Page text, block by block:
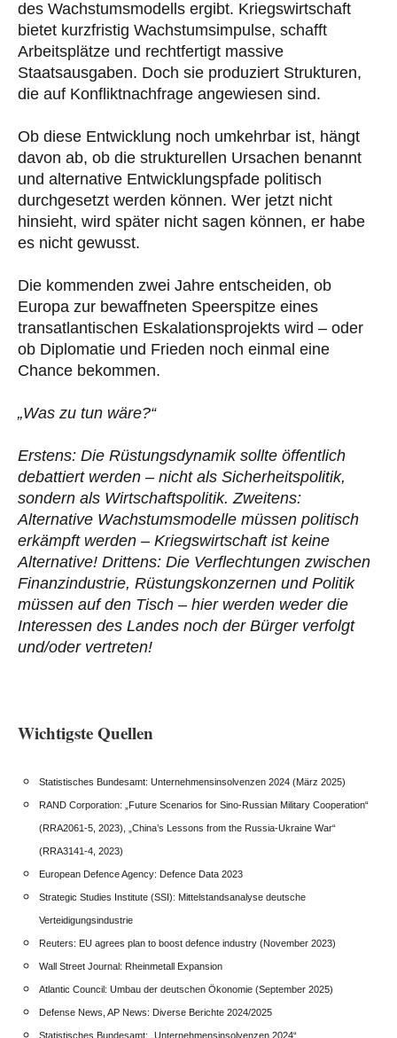
des Wachstumsmodells ergibt. Kriegswirtschaft
bietet kurzfristig Wachstumsimpulse, schafft
Arbeitsplätze und rechtfertigt massive
Staatsausgaben. Doch sie produziert Strukturen,
die auf Konfliktnachfrage angewiesen sind.
Ob diese Entwicklung noch umkehrbar ist, hängt
davon ab, ob die strukturellen Ursachen benannt
und alternative Entwicklungspfade politisch
durchgesetzt werden können. Wer jetzt nicht
hinsieht, wird später nicht sagen können, er habe
es nicht gewusst.
Die kommenden zwei Jahre entscheiden, ob
Europa zur bewaffneten Speerspitze eines
transatlantischen Eskalationsprojekts wird – oder
ob Diplomatie und Frieden noch einmal eine
Chance bekommen.
„Was zu tun wäre?“
Erstens: Die Rüstungsdynamik sollte öffentlich
debattiert werden – nicht als Sicherheitspolitik,
sondern als Wirtschaftspolitik. Zweitens:
Alternative Wachstumsmodelle müssen politisch
erkämpft werden – Kriegswirtschaft ist keine
Alternative! Drittens: Die Verflechtungen zwischen
Finanzindustrie, Rüstungskonzernen und Politik
müssen auf den Tisch – hier werden weder die
Interessen des Landes noch der Bürger verfolgt
und/oder vertreten!
Wichtigste Quellen
Statistisches Bundesamt: Unternehmensinsolvenzen 2024 (März 2025)
RAND Corporation: „Future Scenarios for Sino-Russian Military Cooperation“
(RRA2061-5, 2023), „China’s Lessons from the Russia-Ukraine War“
(RRA3141-4, 2023)
European Defence Agency: Defence Data 2023
Strategic Studies Institute (SSI): Mittelstandsanalyse deutsche
Verteidigungsindustrie
Reuters: EU agrees plan to boost defence industry (November 2023)
Wall Street Journal: Rheinmetall Expansion
Atlantic Council: Umbau der deutschen Ökonomie (September 2025)
Defense News, AP News: Diverse Berichte 2024/2025
Statistisches Bundesamt: „Unternehmensinsolvenzen 2024“